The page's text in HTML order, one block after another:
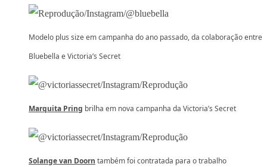
Modelo plus size em campanha do ano passado, da colaboração entre
Bluebella e Victoria’s Secret
Marquita Pring brilha em nova campanha da Victoria’s Secret
Solange van Doorn também foi contratada para o trabalho